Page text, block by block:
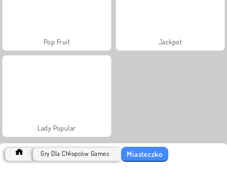
Pop Fruit Jackpot
Lady Popular
Gry Dla Chłopców Games Miasteczko